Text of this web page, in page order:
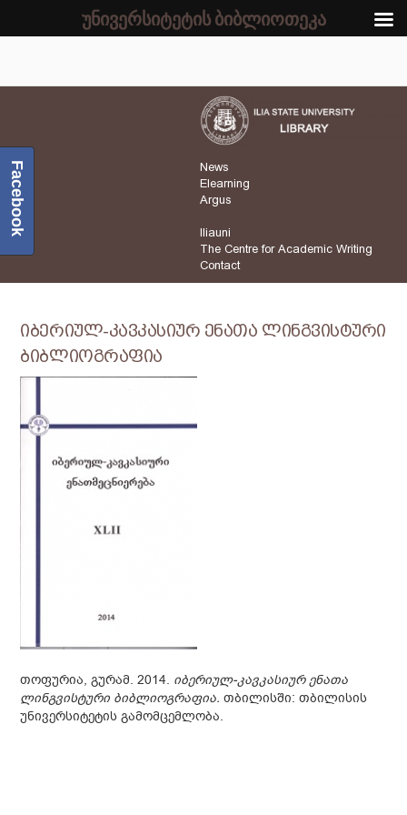
News
Elearning
Argus
Iliauni
The Centre for Academic Writing
Contact
იბერიულ-კავკასიურ ენათა ლინგვისტური
ბიბლიოგრაფია
თოფურია, გურამ. 2014. იბერიულ-კავკასიურ ენათა
ლინგვისტური ბიბლიოგრაფია.თბილისში: თბილისის
უნივერსიტეტის გამომცემლობა.
Facebook
უნივერსიტეტის ბიბლიოთეკა